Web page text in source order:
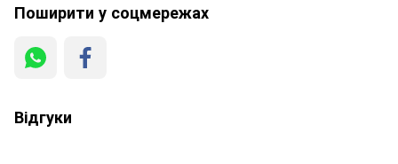
Поширити у соцмережах
Відгуки